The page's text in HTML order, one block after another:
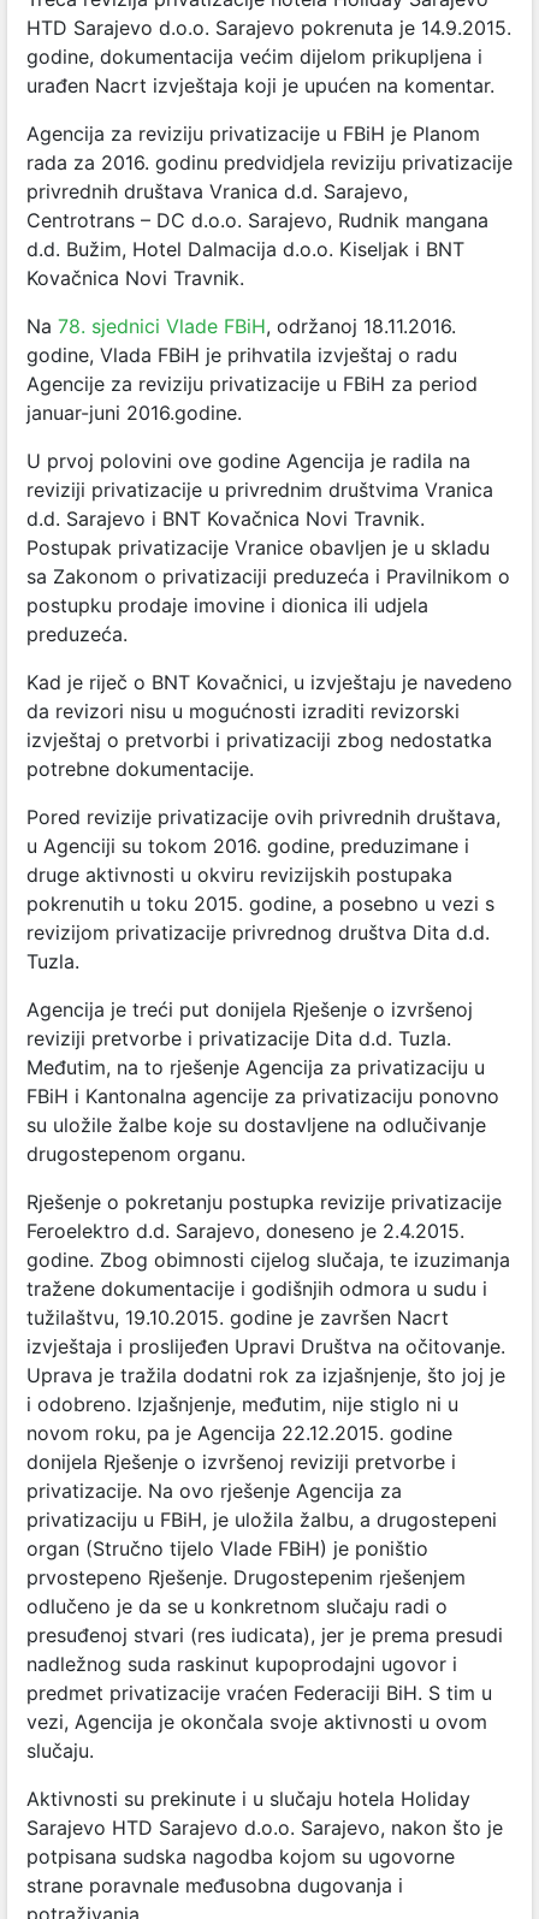
HTD Sarajevo d.o.o. Sarajevo pokrenuta je 14.9.2015.
godine, dokumentacija većim dijelom prikupljena i
urađen Nacrt izvještaja koji je upućen na komentar.
Agencija za reviziju privatizacije u FBiH je Planom
rada za 2016. godinu predvidjela reviziju privatizacije
privrednih društava Vranica d.d. Sarajevo,
Centrotrans – DC d.o.o. Sarajevo, Rudnik mangana
d.d. Bužim, Hotel Dalmacija d.o.o. Kiseljak i BNT
Kovačnica Novi Travnik.
Na 78. sjednici Vlade FBiH, održanoj 18.11.2016.
godine, Vlada FBiH je prihvatila izvještaj o radu
Agencije za reviziju privatizacije u FBiH za period
januar-juni 2016.godine.
U prvoj polovini ove godine Agencija je radila na
reviziji privatizacije u privrednim društvima Vranica
d.d. Sarajevo i BNT Kovačnica Novi Travnik.
Postupak privatizacije Vranice obavljen je u skladu
sa Zakonom o privatizaciji preduzeća i Pravilnikom o
postupku prodaje imovine i dionica ili udjela
preduzeća.
Kad je riječ o BNT Kovačnici, u izvještaju je navedeno
da revizori nisu u mogućnosti izraditi revizorski
izvještaj o pretvorbi i privatizaciji zbog nedostatka
potrebne dokumentacije.
Pored revizije privatizacije ovih privrednih društava,
u Agenciji su tokom 2016. godine, preduzimane i
druge aktivnosti u okviru revizijskih postupaka
pokrenutih u toku 2015. godine, a posebno u vezi s
revizijom privatizacije privrednog društva Dita d.d.
Tuzla.
Agencija je treći put donijela Rješenje o izvršenoj
reviziji pretvorbe i privatizacije Dita d.d. Tuzla.
Međutim, na to rješenje Agencija za privatizaciju u
FBiH i Kantonalna agencije za privatizaciju ponovno
su uložile žalbe koje su dostavljene na odlučivanje
drugostepenom organu.
Rješenje o pokretanju postupka revizije privatizacije
Feroelektro d.d. Sarajevo, doneseno je 2.4.2015.
godine. Zbog obimnosti cijelog slučaja, te izuzimanja
tražene dokumentacije i godišnjih odmora u sudu i
tužilaštvu, 19.10.2015. godine je završen Nacrt
izvještaja i proslijeđen Upravi Društva na očitovanje.
Uprava je tražila dodatni rok za izjašnjenje, što joj je
i odobreno. Izjašnjenje, međutim, nije stiglo ni u
novom roku, pa je Agencija 22.12.2015. godine
donijela Rješenje o izvršenoj reviziji pretvorbe i
privatizacije. Na ovo rješenje Agencija za
privatizaciju u FBiH, je uložila žalbu, a drugostepeni
organ (Stručno tijelo Vlade FBiH) je poništio
prvostepeno Rješenje. Drugostepenim rješenjem
odlučeno je da se u konkretnom slučaju radi o
presuđenoj stvari (res iudicata), jer je prema presudi
nadležnog suda raskinut kupoprodajni ugovor i
predmet privatizacije vraćen Federaciji BiH. S tim u
vezi, Agencija je okončala svoje aktivnosti u ovom
slučaju.
Aktivnosti su prekinute i u slučaju hotela Holiday
Sarajevo HTD Sarajevo d.o.o. Sarajevo, nakon što je
potpisana sudska nagodba kojom su ugovorne
strane poravnale međusobna dugovanja i
potraživanja.